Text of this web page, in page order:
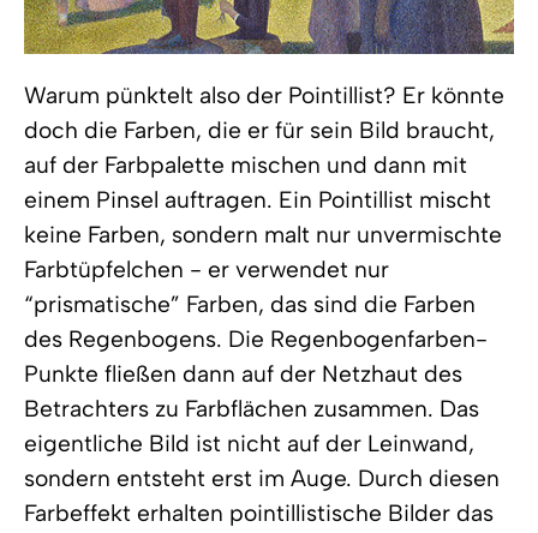
Warum pünktelt also der Pointillist? Er könnte
doch die Farben, die er für sein Bild braucht,
auf der Farbpalette mischen und dann mit
einem Pinsel auftragen. Ein Pointillist mischt
keine Farben, sondern malt nur unvermischte
Farbtüpfelchen - er verwendet nur
“prismatische” Farben, das sind die Farben
des Regenbogens. Die Regenbogenfarben-
Punkte fließen dann auf der Netzhaut des
Betrachters zu Farbflächen zusammen. Das
eigentliche Bild ist nicht auf der Leinwand,
sondern entsteht erst im Auge. Durch diesen
Farbeffekt erhalten pointillistische Bilder das